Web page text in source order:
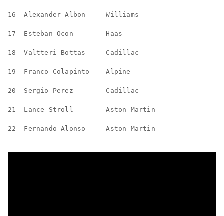
16  Alexander Albon     Williams
17  Esteban Ocon        Haas
18  Valtteri Bottas     Cadillac
19  Franco Colapinto    Alpine
20  Sergio Perez        Cadillac
21  Lance Stroll        Aston Martin
22  Fernando Alonso     Aston Martin